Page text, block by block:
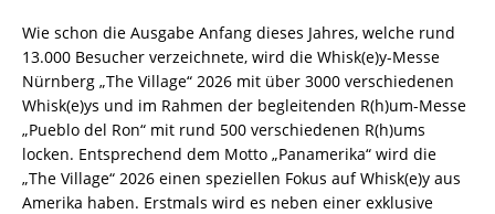
Wie schon die Ausgabe Anfang dieses Jahres, welche rund
13.000 Besucher verzeichnete, wird die Whisk(e)y-Messe
Nürnberg „The Village“ 2026 mit über 3000 verschiedenen
Whisk(e)ys und im Rahmen der begleitenden R(h)um-Messe
„Pueblo del Ron“ mit rund 500 verschiedenen R(h)ums
locken. Entsprechend dem Motto „Panamerika“ wird die
„The Village“ 2026 einen speziellen Fokus auf Whisk(e)y aus
Amerika haben. Erstmals wird es neben einer exklusive